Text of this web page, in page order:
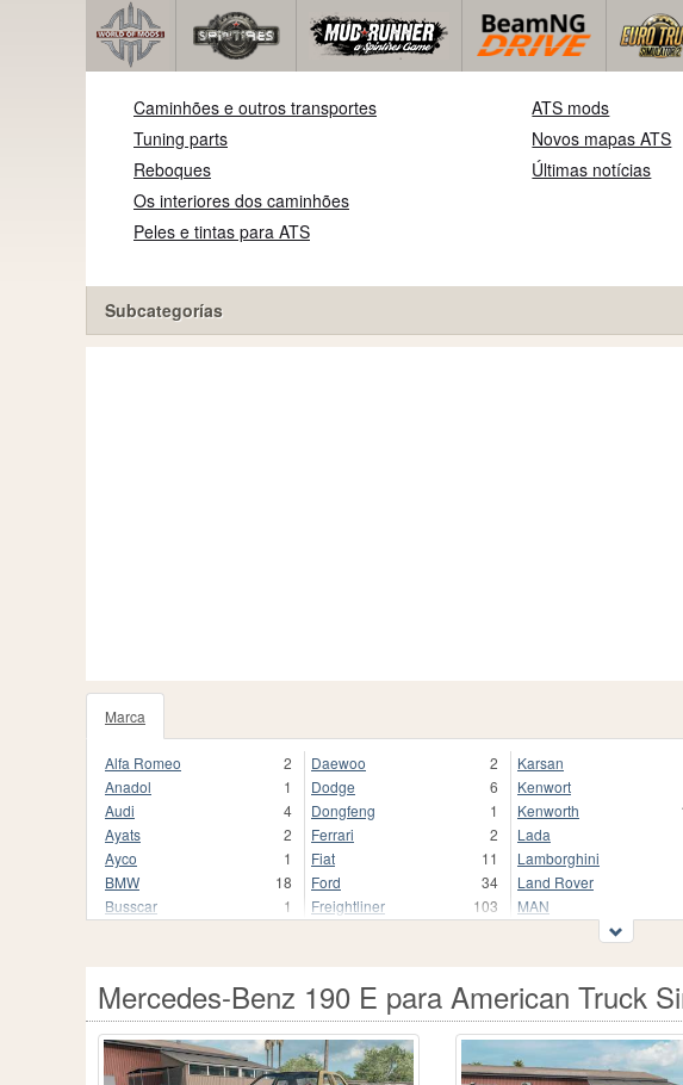
Caminhões e outros transportes
Tuning parts
Reboques
Os interiores dos caminhões
Peles e tintas para ATS
ATS mods
Novos mapas ATS
Últimas notícias
Subcategorías
Marca
Alfa Romeo
2
Anadol
1
Audi
4
Ayats
2
Ayco
1
BMW
18
Busscar
1
Chrysler
1
Citroën
1
Comil
DAF
6
Daewoo
2
Dodge
6
Dongfeng
1
Ferrari
2
Fiat
11
Ford
34
Freightliner
103
International
44
Irizar
2
Iveco
9
JAC
1
Karsan
Kenwort
Kenworth
Lada
Lamborghini
Land Rover
MAN
Maserati
Mercedes-Benz
Modasa
Nissan
Mercedes-Benz 190 E para American Truck